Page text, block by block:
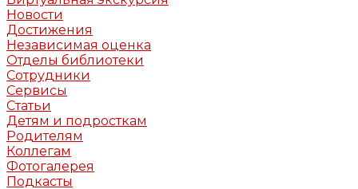
Новости
Достижения
Независимая оценка
Отделы библиотеки
Сотрудники
Сервисы
Статьи
Детям и подросткам
Родителям
Коллегам
Фотогалерея
Подкасты